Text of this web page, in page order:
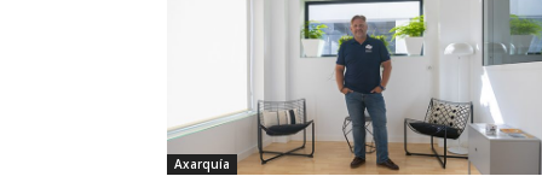
Axarquía